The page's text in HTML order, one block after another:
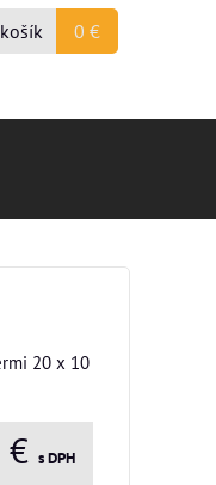
0 €
20 x 10
€ s DPH